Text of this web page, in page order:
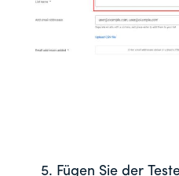
Fügen Sie der